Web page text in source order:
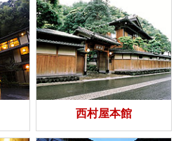
西村屋本館